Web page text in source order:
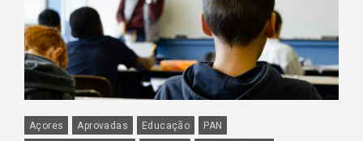
Açores Aprovadas Educação
PAN